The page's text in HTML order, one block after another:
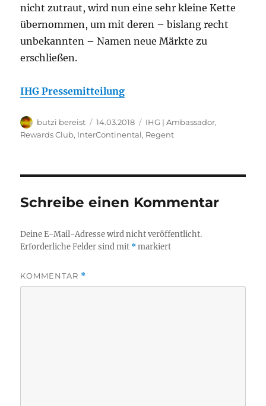
nicht zutraut, wird nun eine sehr kleine Kette
übernommen, um mit deren – bislang recht
unbekannten – Namen neue Märkte zu
erschließen.
IHG Pressemitteilung
Autor
butzi bereist
Veröffentlicht
am
14.03.2018 Kategorien
IHG | Ambassador,
Rewards Club, InterContinental, Regent
Schreibe einen Kommentar
Deine E-Mail-Adresse wird nicht veröffentlicht.
Erforderliche Felder sind mit *markiert
KOMMENTAR *